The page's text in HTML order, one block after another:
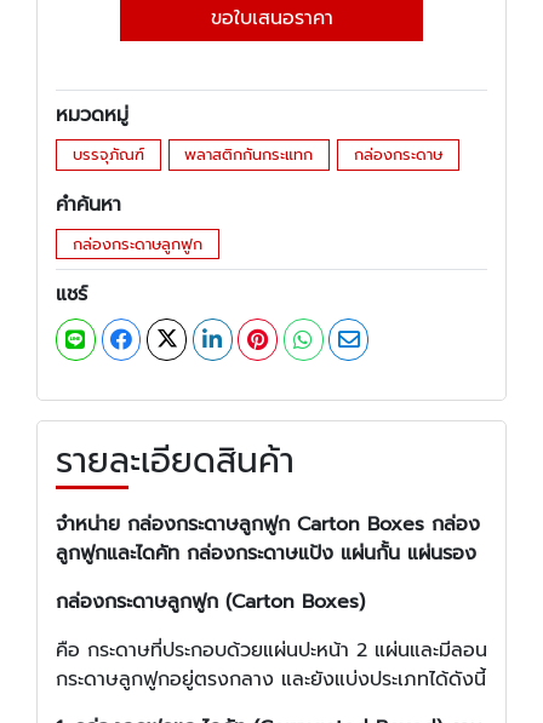
ขอใบเสนอราคา
หมวดหมู่
บรรจุภัณฑ์ พลาสติกกันกระแทก กล่องกระดาษ
คำค้นหา
กล่องกระดาษลูกฟูก
แชร์
รายละเอียดสินค้า
จำหน่าย กล่องกระดาษลูกฟูก Carton Boxes กล่อง
ลูกฟูกและไดคัท กล่องกระดาษแป้ง แผ่นกั้น แผ่นรอง
กล่องกระดาษลูกฟูก (Carton Boxes)
คือ กระดาษที่ประกอบด้วยแผ่นปะหน้า 2 แผ่นและมีลอน
กระดาษลูกฟูกอยู่ตรงกลาง และยังแบ่งประเภทได้ดังนี้